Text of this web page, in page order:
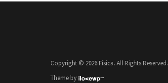
Copyright © 2026 Física. All Rights Reserved.
Theme by